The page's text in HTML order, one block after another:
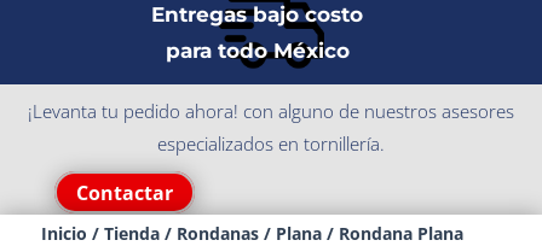
Entregas bajo costo
para todo México
¡Levanta tu pedido ahora! con alguno de nuestros asesores
especializados en tornillería.
Contactar
Inicio / Tienda/ Rondanas/ Plana/ Rondana Plana